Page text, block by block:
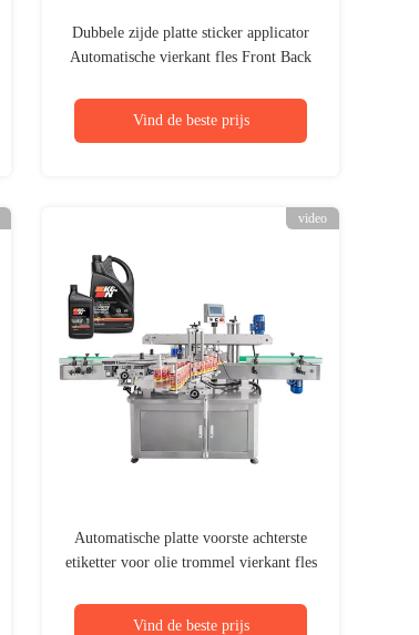
Dubbele zijde platte sticker applicator
Automatische vierkant fles Front Back
Vind de beste prijs
video
Automatische platte voorste achterste
etiketter voor olie trommel vierkant fles
Vind de beste prijs